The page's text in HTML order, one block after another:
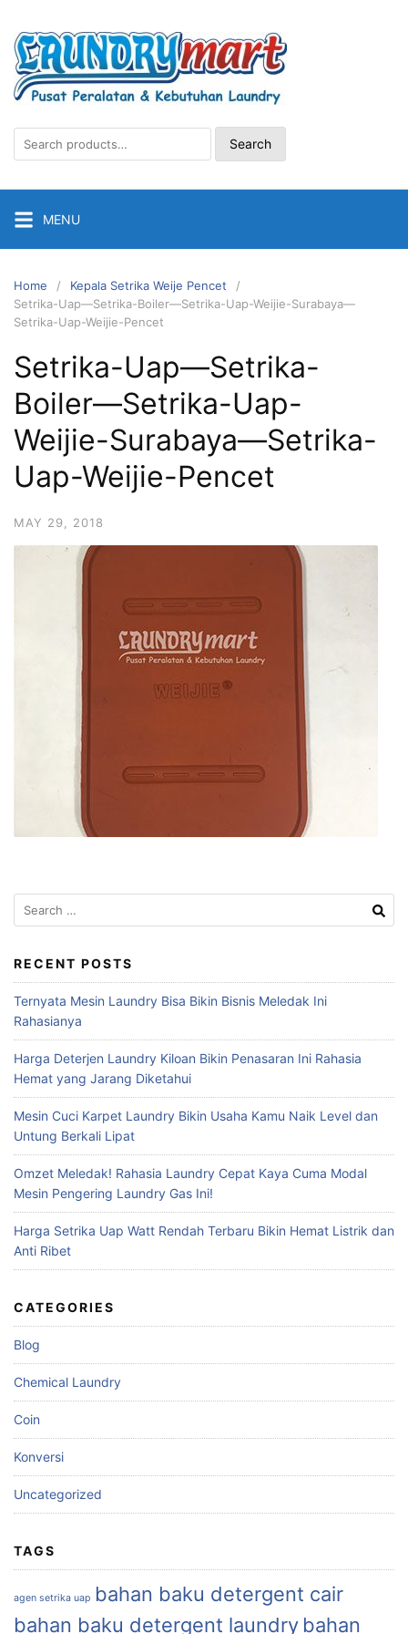
content
Search
for:
Search
MENU
Home
Kepala Setrika Weije Pencet
Setrika-Uap—Setrika-Boiler—Setrika-Uap-Weijie-Surabaya—
Setrika-Uap-Weijie-Pencet
Setrika-Uap—Setrika-
Boiler—Setrika-Uap-
Weijie-Surabaya—Setrika-
Uap-Weijie-Pencet
MAY 29, 2018
Search
for:
RECENT POSTS
Ternyata Mesin Laundry Bisa Bikin Bisnis Meledak Ini
Rahasianya
Harga Deterjen Laundry Kiloan Bikin Penasaran Ini Rahasia
Hemat yang Jarang Diketahui
Mesin Cuci Karpet Laundry Bikin Usaha Kamu Naik Level dan
Untung Berkali Lipat
Omzet Meledak! Rahasia Laundry Cepat Kaya Cuma Modal
Mesin Pengering Laundry Gas Ini!
Harga Setrika Uap Watt Rendah Terbaru Bikin Hemat Listrik dan
Anti Ribet
CATEGORIES
Blog
Chemical Laundry
Coin
Konversi
Uncategorized
TAGS
agen setrika uap bahan baku detergent cair
bahan baku detergent laundry bahan